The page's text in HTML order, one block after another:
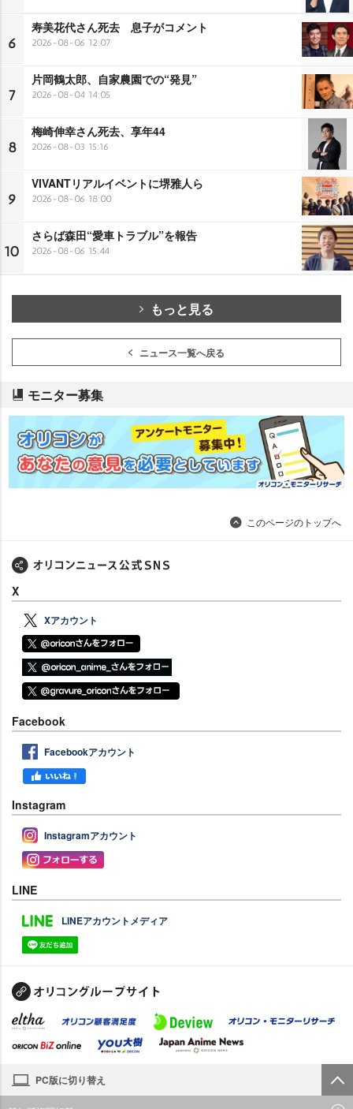
6
寿美花代さん死去 息子がコメント
2026-08-06 12:07
7
片岡鶴太郎、自家農園での“発見”
2026-08-04 14:05
8
梅崎伸幸さん死去、享年44
2026-08-03 15:16
9
VIVANTリアルイベントに堺雅人ら
2026-08-06 18:00
10
さらば森田“愛車トラブル”を報告
2026-08-06 15:44
もっと見る
ニュース一覧へ戻る
モニター募集
このページのトップへ
X
Xアカウント
Facebook
Facebookアカウント
Instagram
Instagramアカウント
LINE
LINEアカウントメディア
PC版に切り替え